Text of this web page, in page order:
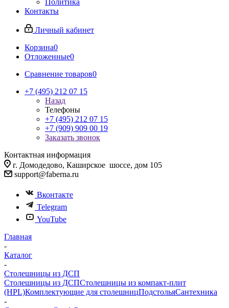
Политика
Контакты
Личный кабинет
Корзина0
Отложенные0
Сравнение товаров0
+7 (495) 212 07 15
Назад
Телефоны
+7 (495) 212 07 15
+7 (909) 909 00 19
Заказать звонок
Контактная информация
г. Домодедово, Каширское шоссе, дом 105
support@faberna.ru
Вконтакте
Telegram
YouTube
Главная
-
Каталог
-
Столешницы из ДСП
Столешницы из ДСПСтолешницы из компакт-плит
(HPL)Комплектующие для столешницПодстольяСантехника
-